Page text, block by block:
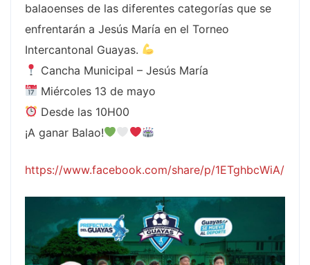
balaoenses de las diferentes categorías que se
enfrentarán a Jesús María en el Torneo
Intercantonal Guayas.
Cancha Municipal – Jesús María
Miércoles 13 de mayo
Desde las 10H00
¡A ganar Balao!
https://www.facebook.com/share/p/1ETghbcWiA/